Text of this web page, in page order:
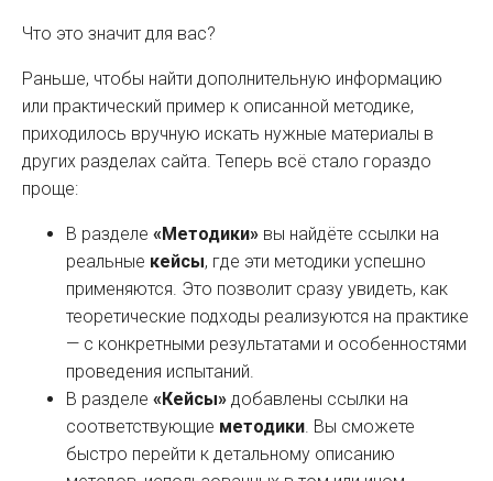
Что это значит для вас?
Раньше, чтобы найти дополнительную информацию
или практический пример к описанной методике,
приходилось вручную искать нужные материалы в
других разделах сайта. Теперь всё стало гораздо
проще:
В разделе «Методики» вы найдёте ссылки на
реальные кейсы, где эти методики успешно
применяются. Это позволит сразу увидеть, как
теоретические подходы реализуются на практике
— с конкретными результатами и особенностями
проведения испытаний.
В разделе «Кейсы» добавлены ссылки на
соответствующие методики. Вы сможете
быстро перейти к детальному описанию